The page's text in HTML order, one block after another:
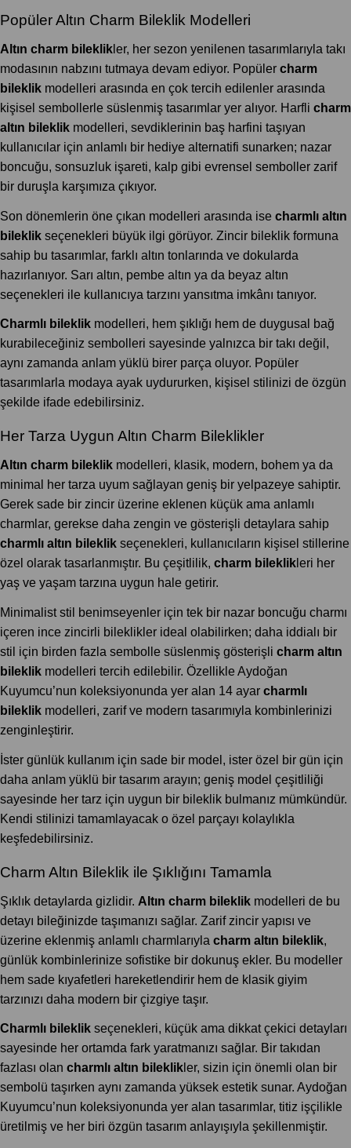
Popüler Altın Charm Bileklik Modelleri
Altın charm bileklik ler, her sezon yenilenen tasarımlarıyla takı
modasının nabzını tutmaya devam ediyor. Popüler charm
bileklik modelleri arasında en çok tercih edilenler arasında
kişisel sembollerle süslenmiş tasarımlar yer alıyor. Harfli charm
altın bileklik modelleri, sevdiklerinin baş harfini taşıyan
kullanıcılar için anlamlı bir hediye alternatifi sunarken; nazar
boncuğu, sonsuzluk işareti, kalp gibi evrensel semboller zarif
bir duruşla karşımıza çıkıyor.
Son dönemlerin öne çıkan modelleri arasında ise charmlı altın
bileklik seçenekleri büyük ilgi görüyor. Zincir bileklik formuna
sahip bu tasarımlar, farklı altın tonlarında ve dokularda
hazırlanıyor. Sarı altın, pembe altın ya da beyaz altın
seçenekleri ile kullanıcıya tarzını yansıtma imkânı tanıyor.
Charmlı bileklik modelleri, hem şıklığı hem de duygusal bağ
kurabileceğiniz sembolleri sayesinde yalnızca bir takı değil,
aynı zamanda anlam yüklü birer parça oluyor. Popüler
tasarımlarla modaya ayak uydururken, kişisel stilinizi de özgün
şekilde ifade edebilirsiniz.
Her Tarza Uygun Altın Charm Bileklikler
Altın charm bileklik modelleri, klasik, modern, bohem ya da
minimal her tarza uyum sağlayan geniş bir yelpazeye sahiptir.
Gerek sade bir zincir üzerine eklenen küçük ama anlamlı
charmlar, gerekse daha zengin ve gösterişli detaylara sahip
charmlı altın bileklik seçenekleri, kullanıcıların kişisel stillerine
özel olarak tasarlanmıştır. Bu çeşitlilik, charm bileklik leri her
yaş ve yaşam tarzına uygun hale getirir.
Minimalist stil benimseyenler için tek bir nazar boncuğu charmı
içeren ince zincirli bileklikler ideal olabilirken; daha iddialı bir
stil için birden fazla sembolle süslenmiş gösterişli charm altın
bileklik modelleri tercih edilebilir. Özellikle Aydoğan
Kuyumcu’nun koleksiyonunda yer alan 14 ayar charmlı
bileklik modelleri, zarif ve modern tasarımıyla kombinlerinizi
zenginleştirir.
İster günlük kullanım için sade bir model, ister özel bir gün için
daha anlam yüklü bir tasarım arayın; geniş model çeşitliliği
sayesinde her tarz için uygun bir bileklik bulmanız mümkündür.
Kendi stilinizi tamamlayacak o özel parçayı kolaylıkla
keşfedebilirsiniz.
Charm Altın Bileklik ile Şıklığını Tamamla
Şıklık detaylarda gizlidir. Altın charm bileklik modelleri de bu
detayı bileğinizde taşımanızı sağlar. Zarif zincir yapısı ve
üzerine eklenmiş anlamlı charmlarıyla charm altın bileklik,
günlük kombinlerinize sofistike bir dokunuş ekler. Bu modeller
hem sade kıyafetleri hareketlendirir hem de klasik giyim
tarzınızı daha modern bir çizgiye taşır.
Charmlı bileklik seçenekleri, küçük ama dikkat çekici detayları
sayesinde her ortamda fark yaratmanızı sağlar. Bir takıdan
fazlası olan charmlı altın bileklik ler, sizin için önemli olan bir
sembolü taşırken aynı zamanda yüksek estetik sunar. Aydoğan
Kuyumcu’nun koleksiyonunda yer alan tasarımlar, titiz işçilikle
üretilmiş ve her biri özgün tasarım anlayışıyla şekillenmiştir.